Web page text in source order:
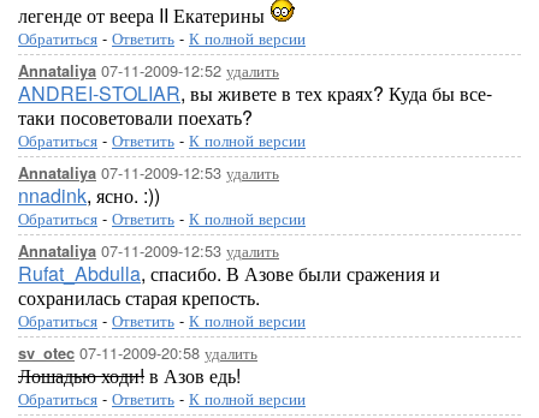
легенде от веера II Екатерины
Обратиться - Ответить - К полной версии
Annataliya 07-11-2009-12:52 удалить
ANDREI-STOLIAR, вы живете в тех краях? Куда бы все-
таки посоветовали поехать?
Обратиться - Ответить - К полной версии
Annataliya 07-11-2009-12:53 удалить
nnadink, ясно. :))
Обратиться - Ответить - К полной версии
Annataliya 07-11-2009-12:53 удалить
Rufat_Abdulla, спасибо. В Азове были сражения и
сохранилась старая крепость.
Обратиться - Ответить - К полной версии
sv_otec 07-11-2009-20:58 удалить
Лошадью ходи!в Азов едь!
Обратиться - Ответить - К полной версии